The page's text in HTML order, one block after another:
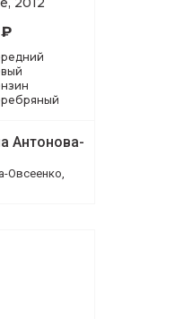
Антонова-
Овсеенко,